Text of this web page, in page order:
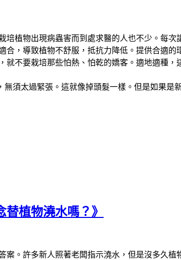
植物出現病蟲害而到處求醫的人也不少。每
，導致植物不舒服，抵抗力降低。提供合適的
不要栽培那些怕熱、怕乾的嬌客。適地適種，
須太過緊張。這就像掉頭髮一樣。但是如果是
植物澆水嗎？》
。許多新人照著老闆指示澆水，但是沒多久